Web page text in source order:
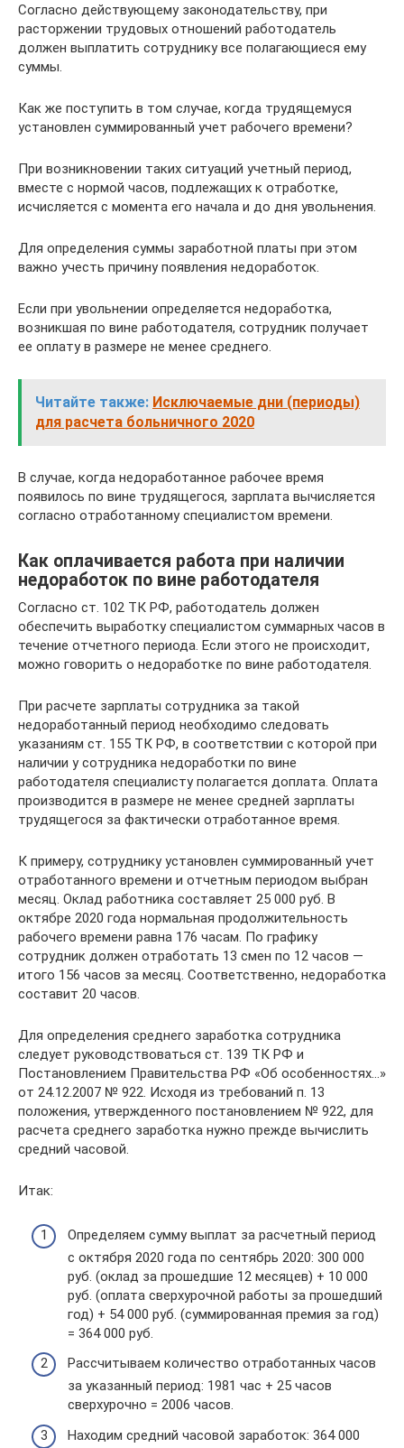
Согласно действующему законодательству, при
расторжении трудовых отношений работодатель
должен выплатить сотруднику все полагающиеся ему
суммы.
Как же поступить в том случае, когда трудящемуся
установлен суммированный учет рабочего времени?
При возникновении таких ситуаций учетный период,
вместе с нормой часов, подлежащих к отработке,
исчисляется с момента его начала и до дня увольнения.
Для определения суммы заработной платы при этом
важно учесть причину появления недоработок.
Если при увольнении определяется недоработка,
возникшая по вине работодателя, сотрудник получает
ее оплату в размере не менее среднего.
Читайте также: Исключаемые дни (периоды)
для расчета больничного 2020
В случае, когда недоработанное рабочее время
появилось по вине трудящегося, зарплата вычисляется
согласно отработанному специалистом времени.
Как оплачивается работа при наличии
недоработок по вине работодателя
Согласно ст. 102 ТК РФ, работодатель должен
обеспечить выработку специалистом суммарных часов в
течение отчетного периода. Если этого не происходит,
можно говорить о недоработке по вине работодателя.
При расчете зарплаты сотрудника за такой
недоработанный период необходимо следовать
указаниям ст. 155 ТК РФ, в соответствии с которой при
наличии у сотрудника недоработки по вине
работодателя специалисту полагается доплата. Оплата
производится в размере не менее средней зарплаты
трудящегося за фактически отработанное время.
К примеру, сотруднику установлен суммированный учет
отработанного времени и отчетным периодом выбран
месяц. Оклад работника составляет 25 000 руб. В
октябре 2020 года нормальная продолжительность
рабочего времени равна 176 часам. По графику
сотрудник должен отработать 13 смен по 12 часов —
итого 156 часов за месяц. Соответственно, недоработка
составит 20 часов.
Для определения среднего заработка сотрудника
следует руководствоваться ст. 139 ТК РФ и
Постановлением Правительства РФ «Об особенностях…»
от 24.12.2007 № 922. Исходя из требований п. 13
положения, утвержденного постановлением № 922, для
расчета среднего заработка нужно прежде вычислить
средний часовой.
Итак:
Определяем сумму выплат за расчетный период
с октября 2020 года по сентябрь 2020: 300 000
руб. (оклад за прошедшие 12 месяцев) + 10 000
руб. (оплата сверхурочной работы за прошедший
год) + 54 000 руб. (суммированная премия за год)
= 364 000 руб.
Рассчитываем количество отработанных часов
за указанный период: 1981 час + 25 часов
сверхурочно = 2006 часов.
Находим средний часовой заработок: 364 000